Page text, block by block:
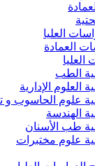
العليا
العمادة
العليا
الطب
العلوم الإدارية
علوم الحاسوب و
الهندسة
طب الأسنان
علوم مختبرات